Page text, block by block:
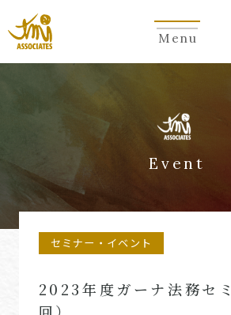
Menu
Event
セミナー・イベント
2023年度ガーナ法務セ